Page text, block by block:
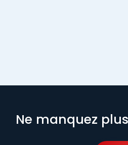
Ne manquez plus